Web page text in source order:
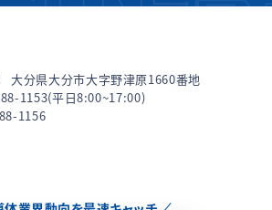
大分県大分市大字野津原1660番地
1153(平日8:00~17:00)
1156